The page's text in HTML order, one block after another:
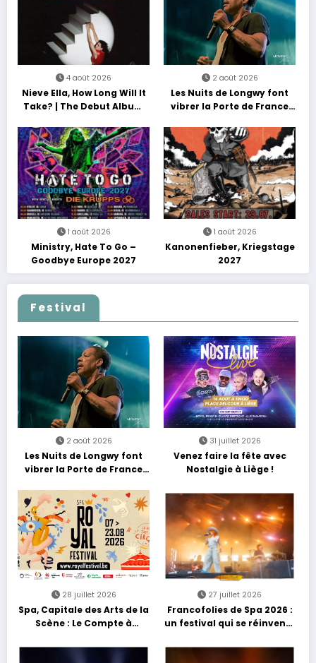
4 août 2026
Nieve Ella, How Long Will It
Take? | The Debut Album
2 août 2026
Les Nuits de Longwy font
vibrer la Porte de France
découvertes et énergie
reggae
1 août 2026
Ministry, Hate To Go –
Goodbye Europe 2027
1 août 2026
Kanonenfieber, Kriegstage
2027
Festival
2 août 2026
Les Nuits de Longwy font
vibrer la Porte de France
découvertes et énergie
reggae
31 juillet 2026
Venez faire la fête avec
Nostalgie à Liège !
28 juillet 2026
Spa, Capitale des Arts de la
Scène : Le Compte à
27 juillet 2026
Francofolies de Spa 2026 :
un festival qui se réinvente
grands moments de scène